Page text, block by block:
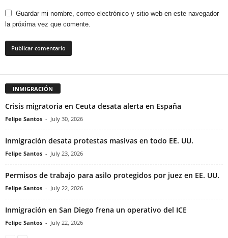
Guardar mi nombre, correo electrónico y sitio web en este navegador
la próxima vez que comente.
INMIGRACIÓN
Crisis migratoria en Ceuta desata alerta en España
Felipe Santos - July 30, 2026
Inmigración desata protestas masivas en todo EE. UU.
Felipe Santos - July 23, 2026
Permisos de trabajo para asilo protegidos por juez en EE. UU.
Felipe Santos - July 22, 2026
Inmigración en San Diego frena un operativo del ICE
Felipe Santos - July 22, 2026